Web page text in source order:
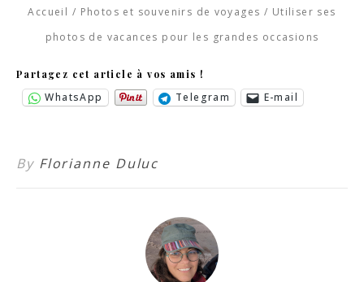
Accueil / Photos et souvenirs de voyages / Utiliser ses
photos de vacances pour les grandes occasions
Partagez cet article à vos amis !
WhatsApp Telegram E-mail
By Florianne Duluc